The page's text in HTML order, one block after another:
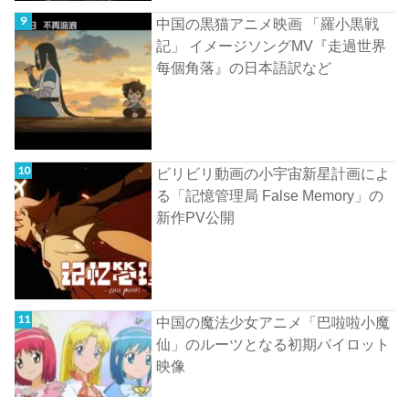
中国の黒猫アニメ映画 「羅小黒戦
記」 イメージソングMV『走過世界
每個角落』の日本語訳など
ビリビリ動画の小宇宙新星計画によ
る「記憶管理局 False Memory」の
新作PV公開
中国の魔法少女アニメ「巴啦啦小魔
仙」のルーツとなる初期パイロット
映像